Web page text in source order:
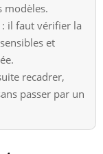
modèles.
: il faut vérifier la
et
recadrer,
passer par un